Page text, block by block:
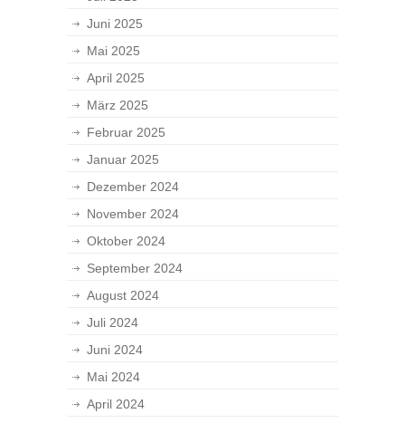
Juni 2025
Mai 2025
April 2025
März 2025
Februar 2025
Januar 2025
Dezember 2024
November 2024
Oktober 2024
September 2024
August 2024
Juli 2024
Juni 2024
Mai 2024
April 2024